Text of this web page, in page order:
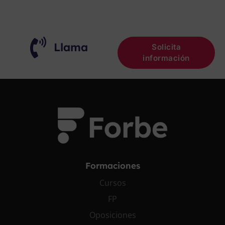
Llama
Solicita
información
Formaciones
Cursos
FP
Oposiciones